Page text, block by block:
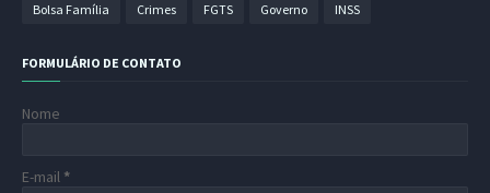
Bolsa Família Crimes FGTS Governo INSS
FORMULÁRIO DE CONTATO
Nome
E-mail *